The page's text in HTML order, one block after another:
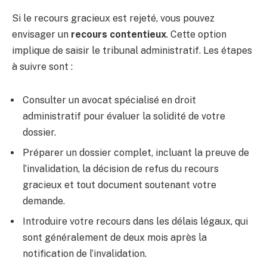
Si le recours gracieux est rejeté, vous pouvez
envisager un recours contentieux. Cette option
implique de saisir le tribunal administratif. Les étapes
à suivre sont :
Consulter un avocat spécialisé en droit
administratif pour évaluer la solidité de votre
dossier.
Préparer un dossier complet, incluant la preuve de
l’invalidation, la décision de refus du recours
gracieux et tout document soutenant votre
demande.
Introduire votre recours dans les délais légaux, qui
sont généralement de deux mois après la
notification de l’invalidation.